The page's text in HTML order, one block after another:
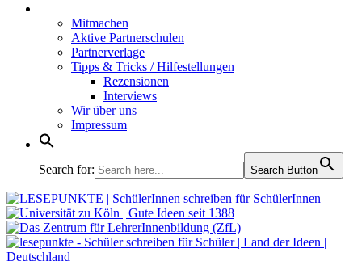
Mitmachen
Aktive Partnerschulen
Partnerverlage
Tipps & Tricks / Hilfestellungen
Rezensionen
Interviews
Wir über uns
Impressum
Search for: Search Button